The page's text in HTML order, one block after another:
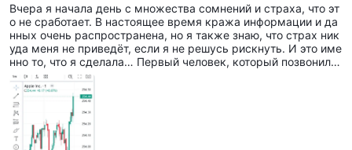
Вчера я начала день с множества сомнений и страха, что эт
о не сработает. В настоящее время кража информации и да
нных очень распространена, но я также знаю, что страх ник
уда меня не приведёт, если я не решусь рискнуть. И это име
нно то, что я сделала… Первый человек, который позвонил м
не для регистрации, подробно всё объяснил и развеял мои с
омнения — он был очень терпелив. Затем мне позвонил мой
консультант, который объяснил, как работает покупка и про
дажа на рынке, а также некоторые понятия, которые мне бы
ли неизвестны. С вчерашнего дня моя прибыль составляет о
коло 12% от вложенной суммы. Меня удивила скорость, с ко